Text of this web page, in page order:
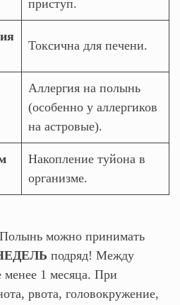
приступ.
Токсична для печени.
Аллергия на полынь
(особенно у аллергиков
на астровые).
Накопление туйона в
организме.
Полынь можно принимать
подряд! Между
1 месяца. При
рвота, головокружение,